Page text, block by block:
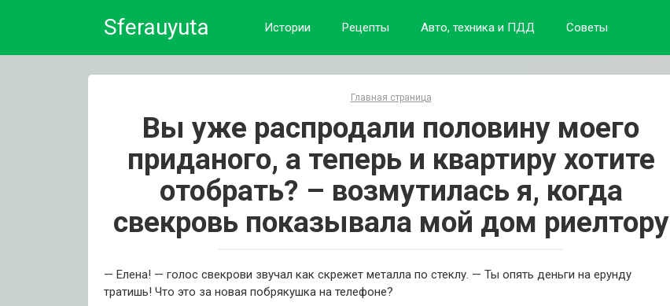
Sferauyuta Истории Рецепты Авто, техника и ПДД Советы
Главная страница
Вы уже распродали половину моего
приданого, а теперь и квартиру хотите
отобрать? – возмутилась я, когда
свекровь показывала мой дом риелтору
— Елена! — голос свекрови звучал как скрежет металла по стеклу. — Ты опять деньги на ерунду
тратишь! Что это за новая побрякушка на телефоне?